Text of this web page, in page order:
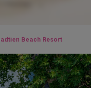
Beach Resort